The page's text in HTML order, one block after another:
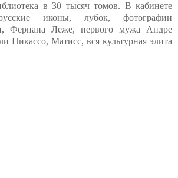
в 30 тысяч томов. В кабинете
иконы, лубок, фотографии
Фернана Леже, первого мужа Андре
Пикассо, Матисс, вся культурная элита